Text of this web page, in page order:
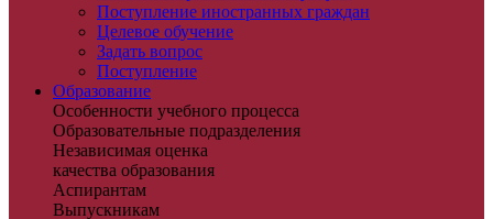
Поступление иностранных граждан
Целевое обучение
Задать вопрос
Поступление
Образование
Особенности учебного процесса
Образовательные подразделения
Независимая оценка
качества образования
Аспирантам
Выпускникам